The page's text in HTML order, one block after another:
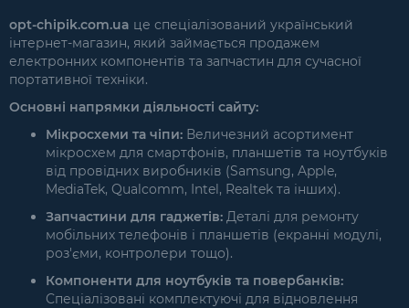
opt-chipik.com.ua це спеціалізований український
інтернет-магазин, який займається продажем
електронних компонентів та запчастин для сучасної
портативної техніки.
Основні напрямки діяльності сайту:
Мікросхеми та чіпи: Величезний асортимент
мікросхем для смартфонів, планшетів та ноутбуків
від провідних виробників (Samsung, Apple,
MediaTek, Qualcomm, Intel, Realtek та інших).
Запчастини для гаджетів: Деталі для ремонту
мобільних телефонів і планшетів (екранні модулі,
роз'єми, контролери тощо).
Компоненти для ноутбуків та повербанків:
Спеціалізовані комплектуючі для відновлення